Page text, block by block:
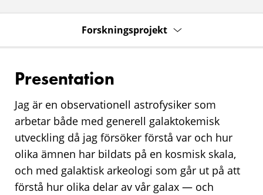
Forskningsprojekt
Presentation
Jag är en observationell astrofysiker som
arbetar både med generell galaktokemisk
utveckling då jag försöker förstå var och hur
olika ämnen har bildats på en kosmisk skala,
och med galaktisk arkeologi som går ut på att
förstå hur olika delar av vår galax — och